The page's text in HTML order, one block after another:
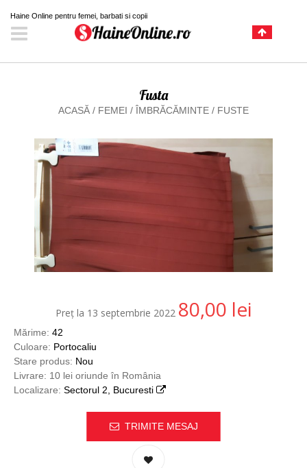
Haine Online pentru femei, barbati si copii
Fusta
ACASĂ / FEMEI / ÎMBRĂCĂMINTE / FUSTE
Preț la 13 septembrie 2022 80,00 lei
Mărime: 42
Culoare: Portocaliu
Stare produs: Nou
Livrare: 10 lei oriunde în România
Localizare: Sectorul 2, Bucuresti
TRIMITE MESAJ